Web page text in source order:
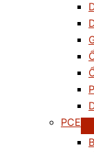
PCE